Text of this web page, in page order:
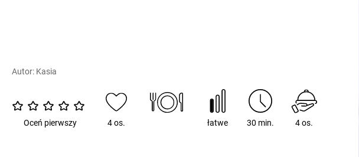
Autor: Kasia
Oceń pierwszy 4 os. łatwe 30 min. 4 os.